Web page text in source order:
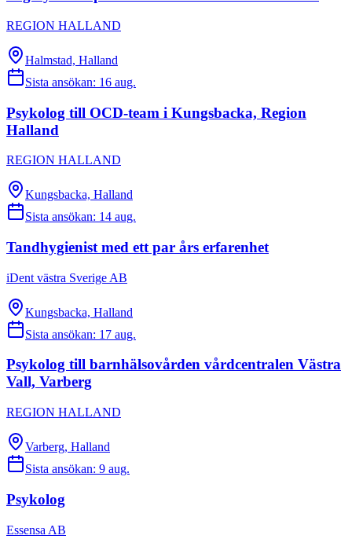
REGION HALLAND
Halmstad, Halland
Sista ansökan: 16 aug.
Psykolog till OCD-team i Kungsbacka, Region
Halland
REGION HALLAND
Kungsbacka, Halland
Sista ansökan: 14 aug.
Tandhygienist med ett par års erfarenhet
iDent västra Sverige AB
Kungsbacka, Halland
Sista ansökan: 17 aug.
Psykolog till barnhälsovården vårdcentralen Västra
Vall, Varberg
REGION HALLAND
Varberg, Halland
Sista ansökan: 9 aug.
Psykolog
Essensa AB